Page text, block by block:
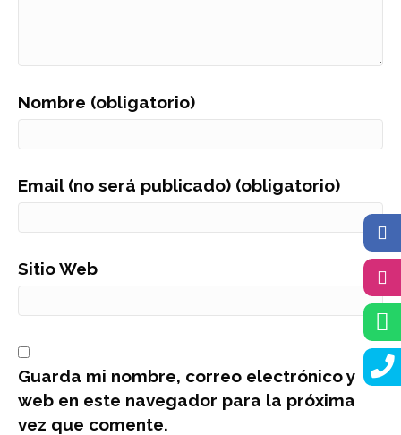
Nombre (obligatorio)
Email (no será publicado) (obligatorio)
Sitio Web
Guarda mi nombre, correo electrónico y
web en este navegador para la próxima
vez que comente.